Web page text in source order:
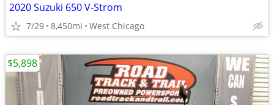
2020 Suzuki 650 V-Strom
7/29 8,450mi West Chicago
$5,898